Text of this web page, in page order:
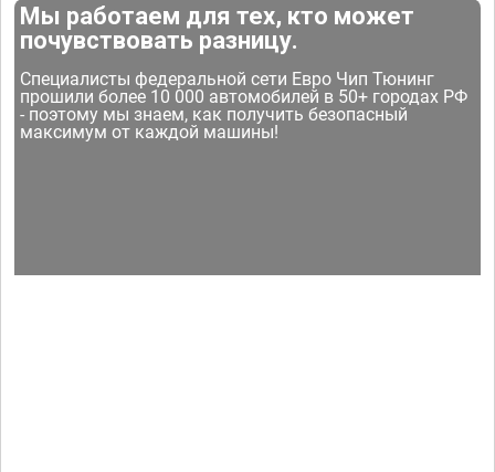
Мы работаем для тех, кто может
почувствовать разницу.
Специалисты федеральной сети Евро Чип Тюнинг
прошили более 10 000 автомобилей в 50+ городах РФ
- поэтому мы знаем, как получить безопасный
максимум от каждой машины!